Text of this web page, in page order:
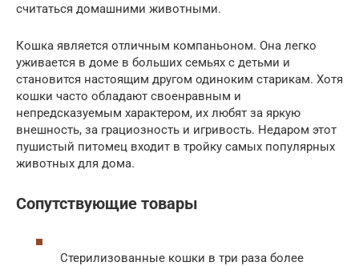
считаться домашними животными.
Кошка является отличным компаньоном. Она легко
уживается в доме в больших семьях с детьми и
становится настоящим другом одиноким старикам. Хотя
кошки часто обладают своенравным и
непредсказуемым характером, их любят за яркую
внешность, за грациозность и игривость. Недаром этот
пушистый питомец входит в тройку самых популярных
животных для дома.
Сопутствующие товары
Стерилизованные кошки в три раза более